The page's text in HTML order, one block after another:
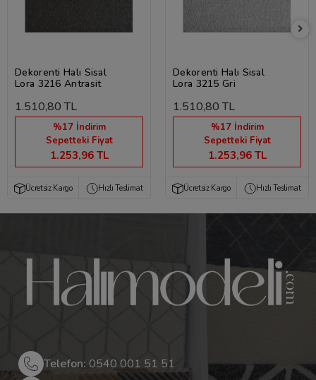
Dekorenti Halı Sisal
Lora 3216 Antrasit
1.510,80 TL
%17 İndirim
Sepetteki Fiyat
1.253,96 TL
Ücretsiz Kargo Hızlı Teslimat
Dekorenti Halı Sisal
Lora 3215 Gri
1.510,80 TL
%17 İndirim
Sepetteki Fiyat
1.253,96 TL
Ücretsiz Kargo Hızlı Teslimat
Telefon: 0540 001 51 51